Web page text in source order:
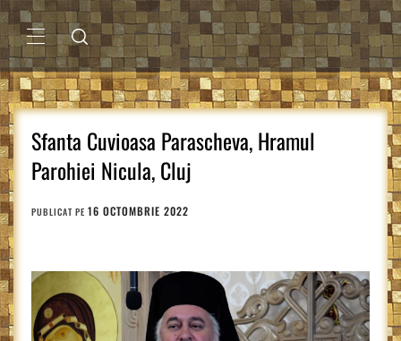
Sari
la
conținutMENIU
PRINCIPAL
Sfanta Cuvioasa Parascheva, Hramul
Parohiei Nicula, Cluj
PUBLICAT PE 16 OCTOMBRIE 2022